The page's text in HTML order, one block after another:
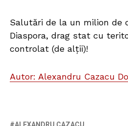
Salutări de la un milion de
Diaspora, drag stat cu
controlat (de alții)!
Autor: Alexandru Cazacu